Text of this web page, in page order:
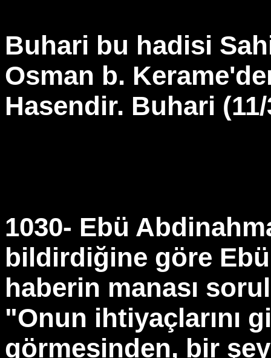
Buhari bu hadisi
Osman b.
Hasendir. Buhari
1030- Ebü
bildirdiğine göre
haberin manası
"Onun ihtiyaçlarını
görmesinden, bir